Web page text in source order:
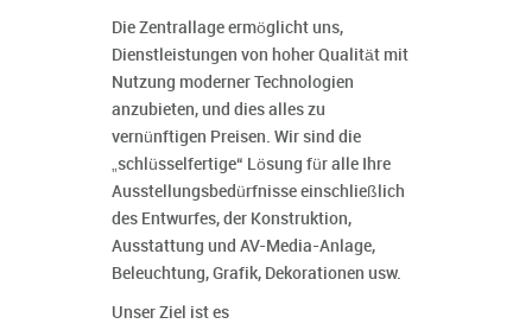
Die Zentrallage ermöglicht uns,
Dienstleistungen von hoher Qualität mit
Nutzung moderner Technologien
anzubieten, und dies alles zu
vernünftigen Preisen. Wir sind die
„schlüsselfertige“ Lösung für alle Ihre
Ausstellungsbedürfnisse einschließlich
des Entwurfes, der Konstruktion,
Ausstattung und AV-Media-Anlage,
Beleuchtung, Grafik, Dekorationen usw.
Unser Ziel ist es